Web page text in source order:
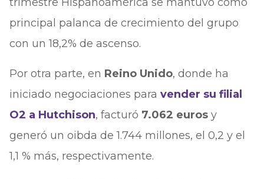
principal palanca de crecimiento del grupo
con un 18,2% de ascenso.
Por otra parte, en Reino Unido, donde ha
iniciado negociaciones para vender su filial
O2 a Hutchison, facturó 7.062 eurosy
generó un oibda de 1.744 millones, el 0,2 y el
1,1 % más, respectivamente.